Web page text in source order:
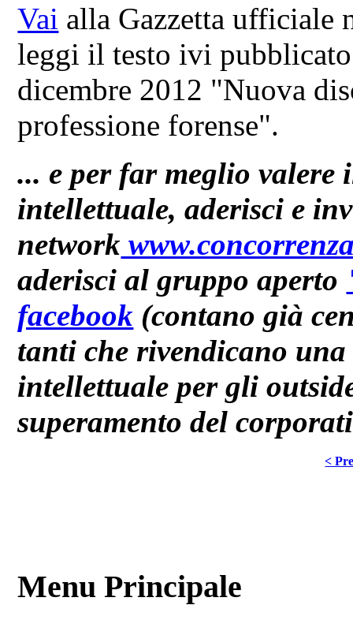
Vai alla Gazzetta ufficiale
leggi il testo ivi
dicembre 2012 "Nuova
professione forense".
... e per far meglio
intellettuale, aderisci e
network
aderisci al gruppo aperto
facebook (contano già
tanti che rivendicano
intellettuale per gli
superamento del
<
Menu Principale